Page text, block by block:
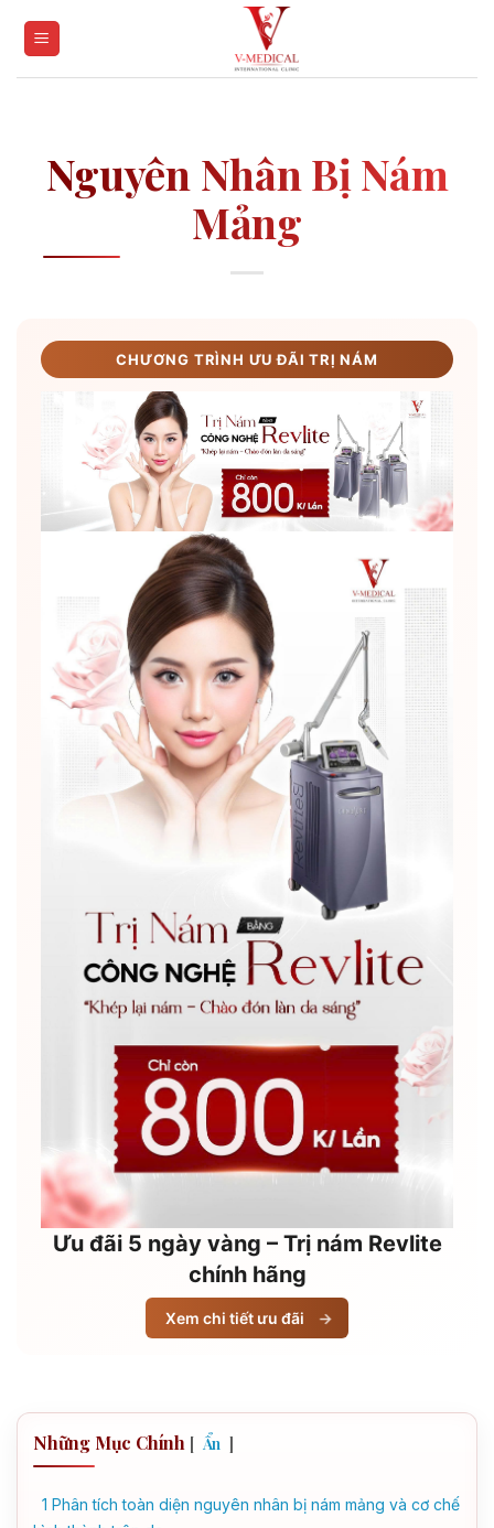
Nguyên Nhân Bị Nám
Mảng
CHƯƠNG TRÌNH ƯU ĐÃI TRỊ NÁM
Ưu đãi 5 ngày vàng – Trị nám Revlite
chính hãng
Xem chi tiết ưu đãi →
Những Mục Chính [ Ẩn ]
1 Phân tích toàn diện nguyên nhân bị nám mảng và cơ chế